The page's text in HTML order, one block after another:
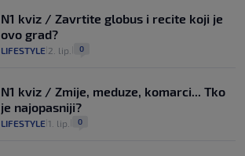
N1 kviz / Zavrtite globus i recite koji je
ovo grad?
LIFESTYLE 2. lip. 0
N1 kviz / Zmije, meduze, komarci... Tko
je najopasniji?
LIFESTYLE 1. lip. 0